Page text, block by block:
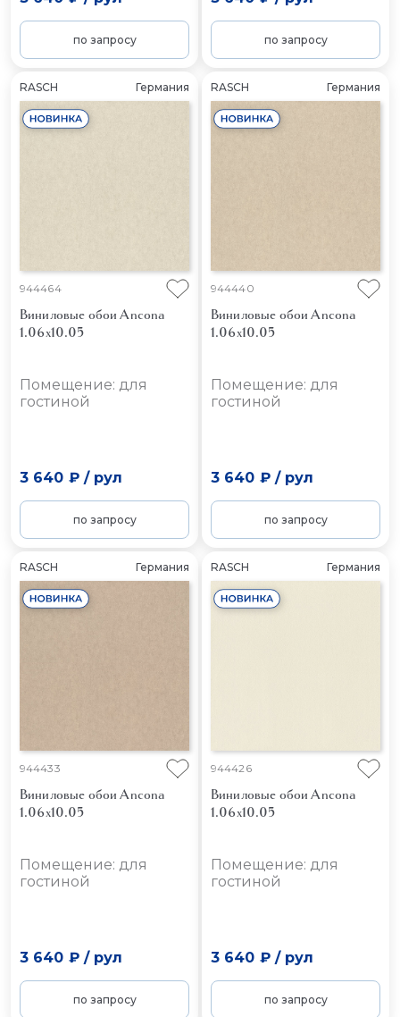
по запросу по запросу
RASCH Германия
944464
Виниловые обои Ancona
1.06x10.05
Помещение: для
гостиной
3 640 ₽/ рул
по запросу
RASCH Германия
944440
Виниловые обои Ancona
1.06x10.05
Помещение: для
гостиной
3 640 ₽/ рул
по запросу
RASCH Германия
944433
Виниловые обои Ancona
1.06x10.05
Помещение: для
гостиной
3 640 ₽/ рул
по запросу
RASCH Германия
944426
Виниловые обои Ancona
1.06x10.05
Помещение: для
гостиной
3 640 ₽/ рул
по запросу